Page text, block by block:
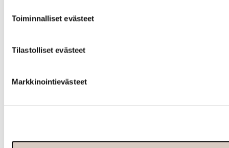
Toiminnalliset evästeet
Tilastolliset evästeet
Markkinointievästeet